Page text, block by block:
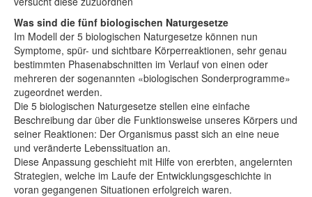
Was sind die fünf biologischen Naturgesetze
Im Modell der 5 biologischen Naturgesetze können nun
Symptome, spür- und sichtbare Körperreaktionen, sehr genau
bestimmten Phasenabschnitten im Verlauf von einen oder
mehreren der sogenannten «biologischen Sonderprogramme»
zugeordnet werden.
Die 5 biologischen Naturgesetze stellen eine einfache
Beschreibung dar über die Funktionsweise unseres Körpers und
seiner Reaktionen: Der Organismus passt sich an eine neue
und veränderte Lebenssituation an.
Diese Anpassung geschieht mit Hilfe von ererbten, angelernten
Strategien, welche im Laufe der Entwicklungsgeschichte in
voran gegangenen Situationen erfolgreich waren.